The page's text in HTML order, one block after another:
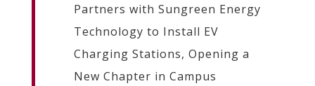
Partners with Sungreen Energy
Technology to Install EV
Charging Stations, Opening a
New Chapter in Campus